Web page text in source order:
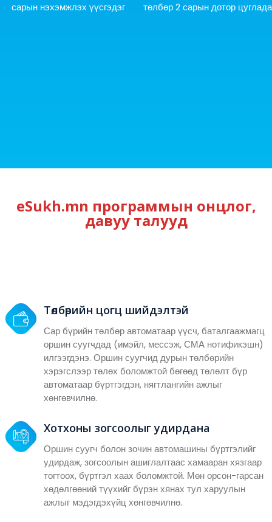
сарын нэхэмжлэх үүсгэдэг төлбөр 2 сарын дотор
eSukh.mn программын онцлог,
давуу талууд
Төлбөрийн цогц шийдэлтэй
Сар бүрийн төлбөр автоматаар үүсч, баталгаажмагц
оршин суугчдад (имэйл, мессэж, СМА нотификэшн)
илгээгдэнэ. Оршин суугчид дурын төлбөрийн
хэрэгслээр төлөх боломжтой бөгөөд төлөлт бүр
автоматаар бүртгэгдэн, нягтлангийн ажлыг
хөнгөвчилнө.
Хотхоны зогсоолыг удирдана
Оршин суугч болон зочин автомашины бүртгэлийг
удирдаж, зогсоолын ашиглалтаас хамааран хязгаар
тогтоох, бүртгэл хаах боломжтой. Мөн орсон-гарсан
хөдөлгөөний түүхийг бүрэн хянах тул харуулын
ажлыг мэдэгдэхүйц хөнгөвчилнө.